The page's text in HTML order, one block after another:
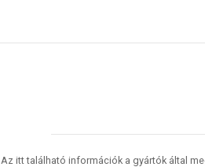
Az itt található információk a gyártók által